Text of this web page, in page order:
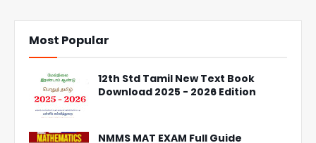
Most Popular
12th Std Tamil New Text Book
Download 2025 - 2026 Edition
NMMS MAT EXAM Full Guide